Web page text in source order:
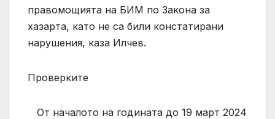
правомощията на БИМ по Закона за
хазарта, като не са били констатирани
нарушения, каза Илчев.
Проверките
От началото на годината до 19 март 2024